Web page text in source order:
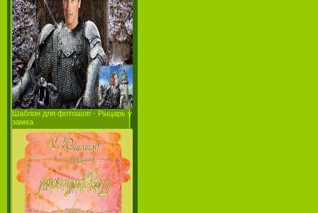
Шаблон для фотошоп - Рыцарь у
замка